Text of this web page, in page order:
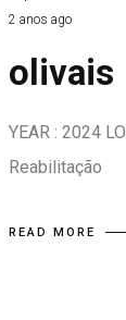
2 anos ago
olivais
YEAR : 2024
Reabilitação
READ MORE